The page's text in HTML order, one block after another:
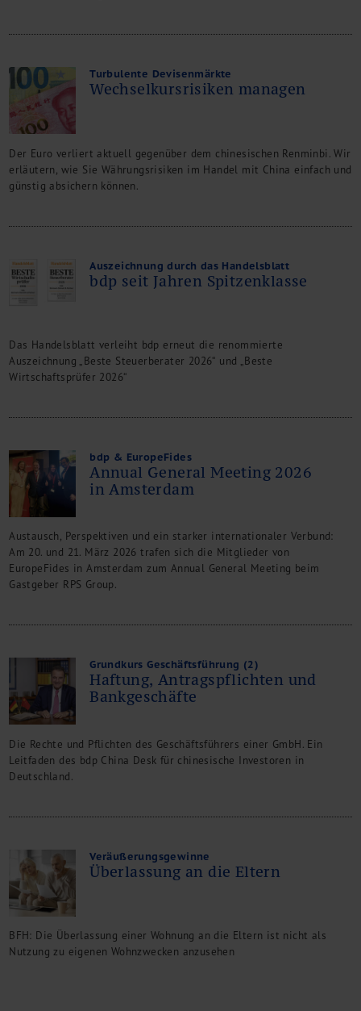
Steuerberatung
Rechtsberatung
M&A Deutschland/China
Unternehmensfinanzierung
Industrielle Dienstleistungen
Inbound Investments
Coaching
Karriere
Kontakt
Turbulente Devisenmärkte
Wechselkursrisiken managen
Der Euro verliert aktuell gegenüber dem chinesischen Renminbi. Wir
erläutern, wie Sie Währungsrisiken im Handel mit China einfach und
günstig absichern können.
Auszeichnung durch das Handelsblatt
bdp seit Jahren Spitzenklasse
Das Handelsblatt verleiht bdp erneut die renommierte
Auszeichnung „Beste Steuerberater 2026“ und „Beste
Wirtschaftsprüfer 2026“
bdp & EuropeFides
Annual General Meeting 2026
in Amsterdam
Austausch, Perspektiven und ein starker internationaler Verbund:
Am 20. und 21. März 2026 trafen sich die Mitglieder von
EuropeFides in Amsterdam zum Annual General Meeting beim
Gastgeber RPS Group.
Grundkurs Geschäftsführung (2)
Haftung, Antragspflichten und
Bankgeschäfte
Die Rechte und Pflichten des Geschäftsführers einer GmbH. Ein
Leitfaden des bdp China Desk für chinesische Investoren in
Deutschland.
Veräußerungsgewinne
Überlassung an die Eltern
BFH: Die Überlassung einer Wohnung an die Eltern ist nicht als
Nutzung zu eigenen Wohnzwecken anzusehen